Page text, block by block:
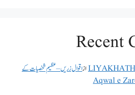
Recent
ازاقوال زریں – عظیم شخصیات کے